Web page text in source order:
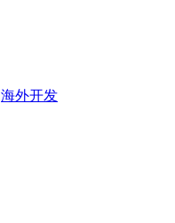
海外开发